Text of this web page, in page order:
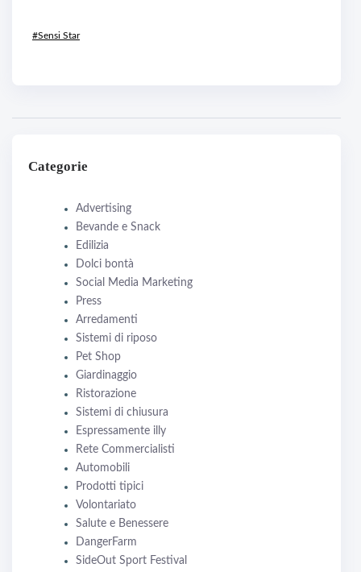
#Sensi Star
Categorie
Advertising
Bevande e Snack
Edilizia
Dolci bontà
Social Media Marketing
Press
Arredamenti
Sistemi di riposo
Pet Shop
Giardinaggio
Ristorazione
Sistemi di chiusura
Espressamente illy
Rete Commercialisti
Automobili
Prodotti tipici
Volontariato
Salute e Benessere
DangerFarm
SideOut Sport Festival